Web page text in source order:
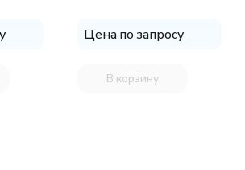
Цена по запросу
В корзину